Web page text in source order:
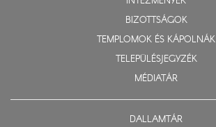
BIZOTTSÁGOK
TEMPLOMOK ÉS KÁPOLNÁK
TELEPÜLÉSJEGYZÉK
MÉDIATÁR
DALLAMTÁR